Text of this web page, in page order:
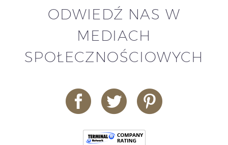
ODWIEDŹ NAS W
MEDIACH
SPOŁECZNOŚCIOWYCH